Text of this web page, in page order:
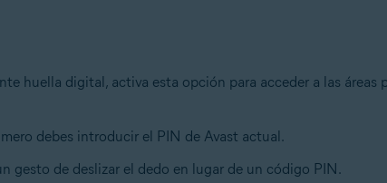
huella digital, activa esta opción para acceder a las áreas
debes introducir el PIN de Avast actual.
gesto de deslizar el dedo en lugar de un código PIN.